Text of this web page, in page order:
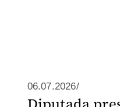
06.07.2026/